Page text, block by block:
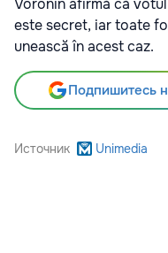
Voronin afirmă că
este secret, iar toate
unească în acest caz.
Подпишитесь
Источник Unimedia